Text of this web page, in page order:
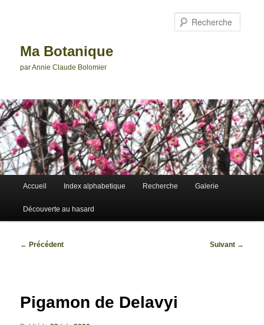
Ma Botanique
par Annie Claude Bolomier
Accueil Index alphabetique Recherche Galerie
Découverte au hasard
Navigation
← Précédent Suivant →
Pigamon de Delavyi